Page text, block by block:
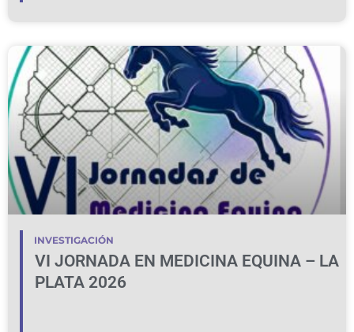
INVESTIGACIÓN
VI JORNADA EN MEDICINA EQUINA – LA
PLATA 2026